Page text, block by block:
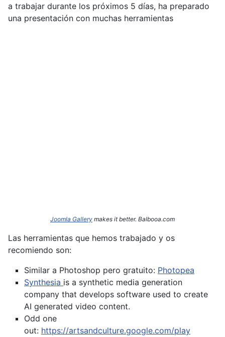
a trabajar durante los próximos 5 días, ha preparado
una presentación con muchas herramientas
Joomla Gallery makes it better. Balbooa.com
Las herramientas que hemos trabajado y os
recomiendo son:
Similar a Photoshop pero gratuito: Photopea
Synthesia is a synthetic media generation
company that develops software used to create
AI generated video content.
Odd one
out: https://artsandculture.google.com/play